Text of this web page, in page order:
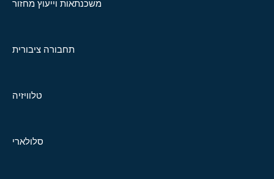
משכנתאות וייעוץ מחזור
תחבורה ציבורית
טלוויזיה
סלולארי